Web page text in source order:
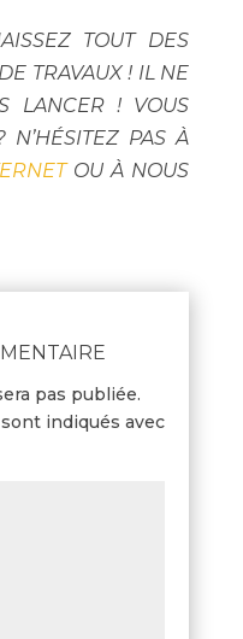
TOUT DES
TRAVAUX ! IL NE
LANCER ! VOUS
N’HÉSITEZ PAS À
OU À NOUS
pas publiée.
indiqués avec